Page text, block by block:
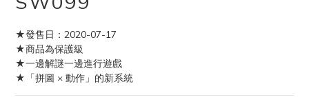
★發售日：2020-07-17
★商品為保護級
★一邊解謎一邊進行遊戲
★「拼圖 × 動作」的新系統